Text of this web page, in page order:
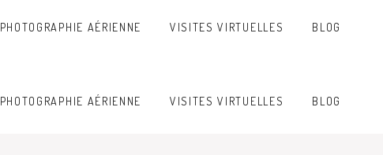
PHOTOGRAPHIE AÉRIENNE VISITES VIRTUELLES BLOG
PHOTOGRAPHIE AÉRIENNE VISITES VIRTUELLES BLOG